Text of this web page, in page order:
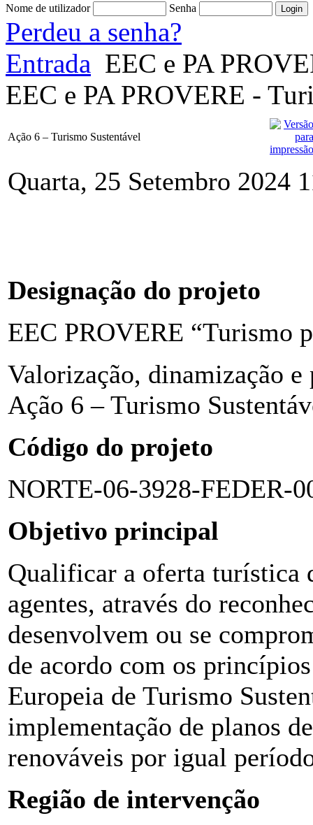
Nome de utilizador Senha
Perdeu a senha?
Entrada EEC e PA
EEC e PA PROVERE -
Ação 6 – Turismo Sustentável
Quarta, 25 Setembro 2024
Designação do projeto
EEC PROVERE “Turismo
Valorização, dinamização
Ação 6 – Turismo
Código do projeto
NORTE-06-3928-FEDER-
Objetivo principal
Qualificar a oferta turística
agentes, através do
desenvolvem ou se
de acordo com os
Europeia de Turismo
implementação de planos
renováveis por igual
Região de intervenção